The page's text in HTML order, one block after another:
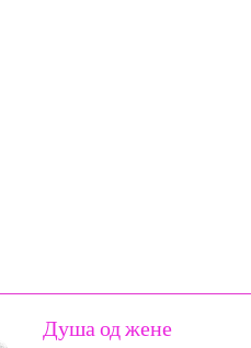
Душа од жене